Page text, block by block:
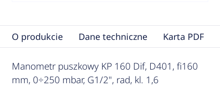
O produkcie Dane techniczne Karta PDF
Manometr puszkowy KP 160 Dif, D401, fi160
mm, 0÷250 mbar, G1/2", rad, kl. 1,6